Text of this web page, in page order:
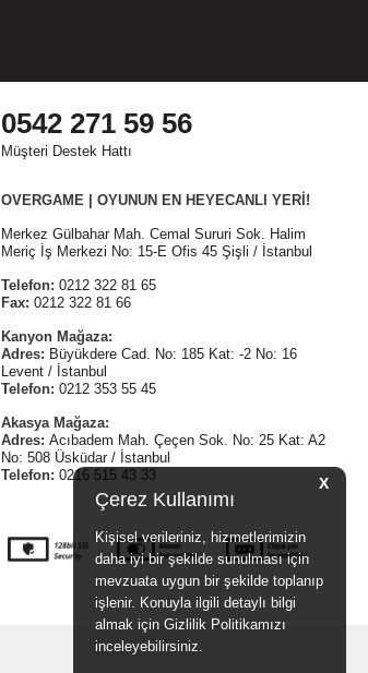
X
Çerez Kullanımı
Kişisel verileriniz, hizmetlerimizin
daha iyi bir şekilde sunulması için
mevzuata uygun bir şekilde toplanıp
işlenir. Konuyla ilgili detaylı bilgi
almak için Gizlilik Politikamızı
inceleyebilirsiniz.
0542 271 59 56
Müşteri Destek Hattı
OVERGAME | OYUNUN EN HEYECANLI YERİ!
Merkez Gülbahar Mah. Cemal Sururi Sok. Halim
Meriç İş Merkezi No: 15-E Ofis 45 Şişli / İstanbul
Telefon: 0212 322 81 65
Fax: 0212 322 81 66
Kanyon Mağaza:
Adres: Büyükdere Cad. No: 185 Kat: -2 No: 16
Levent / İstanbul
Telefon: 0212 353 55 45
Akasya Mağaza:
Adres: Acıbadem Mah. Çeçen Sok. No: 25 Kat: A2
No: 508 Üsküdar / İstanbul
Telefon: 0216 515 43 33